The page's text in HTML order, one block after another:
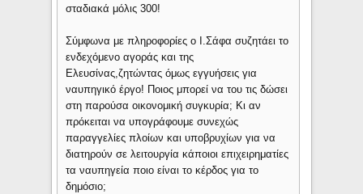
σταδιακά μόλις 300!
Σύμφωνα με πληροφορίες ο Ι.Σάφα συζητάει το
ενδεχόμενο αγοράς και της
Ελευσίνας,ζητώντας όμως εγγυήσεις για
ναυπηγικό έργο! Ποιος μπορεί να του τις δώσει
στη παρούσα οικονομική συγκυρία; Κι αν
πρόκειται να υπογράφουμε συνεχώς
παραγγελίες πλοίων και υποβρυχίων για να
διατηρούν σε λειτουργία κάποιοι επιχειρηματίες
τα ναυπηγεία ποιο είναι το κέρδος για το
δημόσιο;